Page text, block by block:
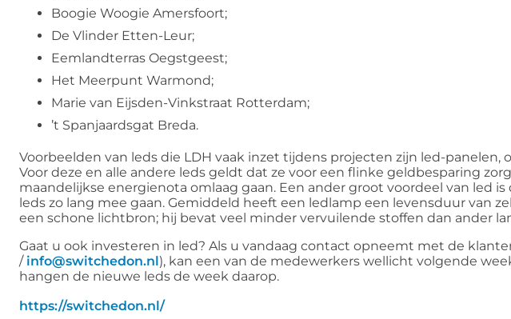
Boogie Woogie Amersfoort;
De Vlinder Etten-Leur;
Eemlandterras Oegstgeest;
Het Meerpunt Warmond;
Marie van Eijsden-Vinkstraat Rotterdam;
’t Spanjaardsgat Breda.
Voorbeelden van leds die LDH vaak inzet tijdens projecten zijn led-
Voor deze en alle andere leds geldt dat ze voor een flinke geldbesparing
maandelijkse energienota omlaag gaan. Een ander groot voordeel van led
leds zo lang mee gaan. Gemiddeld heeft een ledlamp een levensduur van
een schone lichtbron; hij bevat veel minder vervuilende stoffen dan ander
Gaat u ook investeren in led? Als u vandaag contact opneemt met de
/ info@switchedon.nl), kan een van de medewerkers wellicht volgende
hangen de nieuwe leds de week daarop.
https://switchedon.nl/